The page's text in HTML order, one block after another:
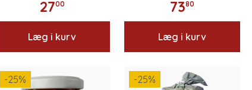
2700
Læg i kurv
7380
Læg i kurv
-25% -25%